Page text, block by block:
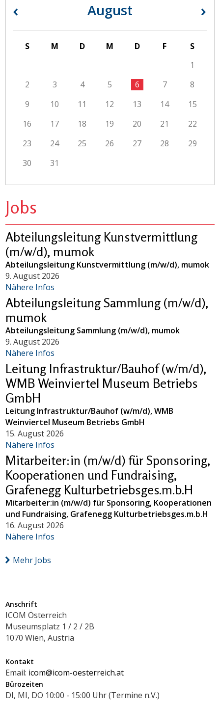
August
« »
S M D M D F
S
1
2
3 4 5 6 7
8
9
10 11 12 13 14
15
16
17 18 19 20 21
22
23
24 25 26 27 28
29
30
31
Jobs
Abteilungsleitung Kunstvermittlung
(m/w/d), mumok
Abteilungsleitung Kunstvermittlung (m/w/d), mumok
9. August 2026
Nähere Infos
Abteilungsleitung Sammlung (m/w/d),
mumok
Abteilungsleitung Sammlung (m/w/d), mumok
9. August 2026
Nähere Infos
Leitung Infrastruktur/Bauhof (w/m/d),
WMB Weinviertel Museum Betriebs
GmbH
Leitung Infrastruktur/Bauhof (w/m/d), WMB
Weinviertel Museum Betriebs GmbH
15. August 2026
Nähere Infos
Mitarbeiter:in (m/w/d) für Sponsoring,
Kooperationen und Fundraising,
Grafenegg Kulturbetriebsges.m.b.H
Mitarbeiter:in (m/w/d) für Sponsoring, Kooperationen
und Fundraising, Grafenegg Kulturbetriebsges.m.b.H
16. August 2026
Nähere Infos
Mehr Jobs
Anschrift
ICOM Österreich
Museumsplatz 1 / 2 / 2B
1070 Wien, Austria
Kontakt
Email: icom@icom-oesterreich.at
Bürozeiten
DI, MI, DO 10:00 - 15:00 Uhr (Termine n.V.)